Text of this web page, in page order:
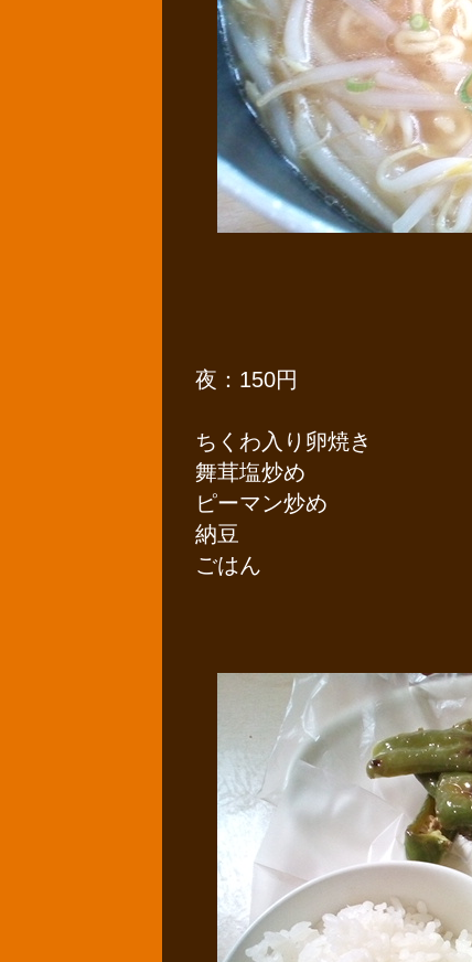
夜：150円
ちくわ入り卵焼き
舞茸塩炒め
ピーマン炒め
納豆
ごはん